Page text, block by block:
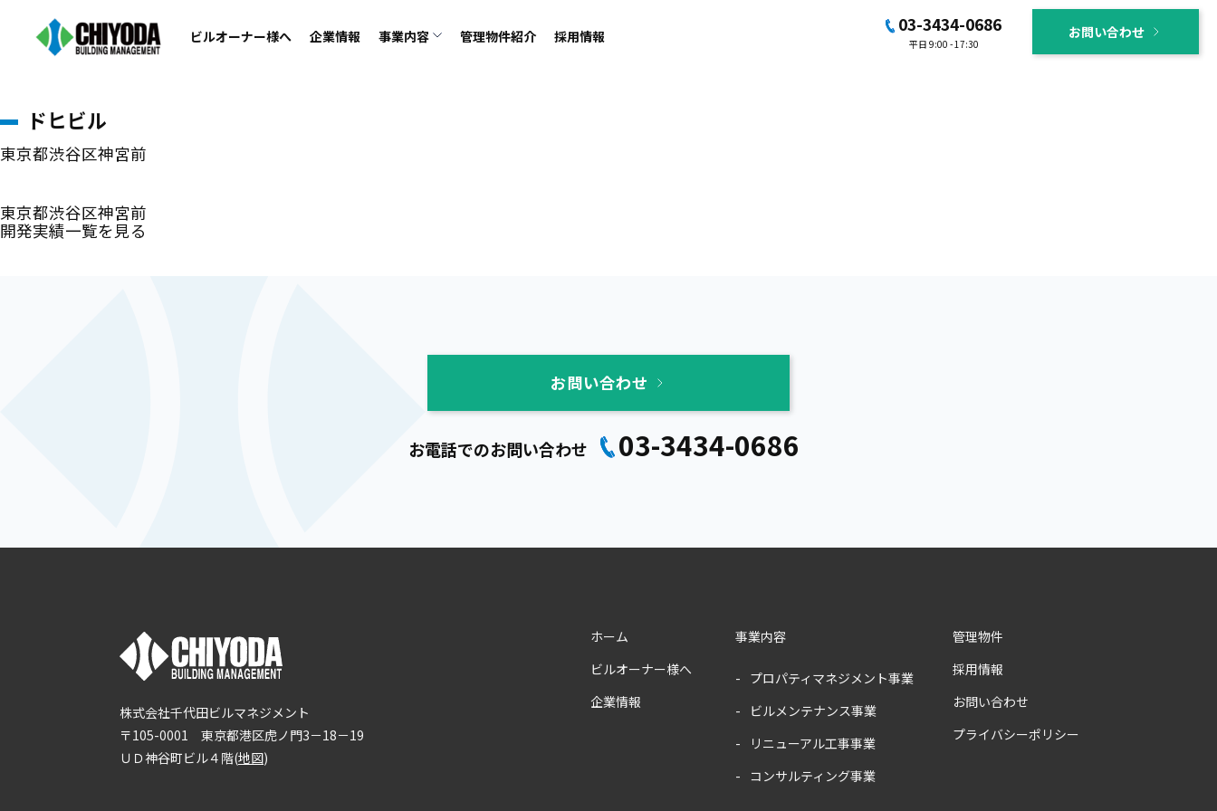
ビルオーナー様へ 企業情報 事業内容 管理物件紹介 採用情報
03-3434-0686
平日 9:00 - 17:30
お問い合わせ
ホーム >開発実績>ドヒビル
ドヒビル
東京都渋谷区神宮前
東京都渋谷区神宮前
開発実績一覧を見る
お問い合わせ
お電話でのお問い合わせ 03-3434-0686
株式会社千代田ビルマネジメント
〒105-0001 東京都港区虎ノ門3－18－19
ＵＤ神谷町ビル４階(地図)
ホーム
ビルオーナー様へ
企業情報
事業内容
プロパティマネジメント事業
ビルメンテナンス事業
リニューアル工事事業
コンサルティング事業
管理物件
採用情報
お問い合わせ
プライバシーポリシー